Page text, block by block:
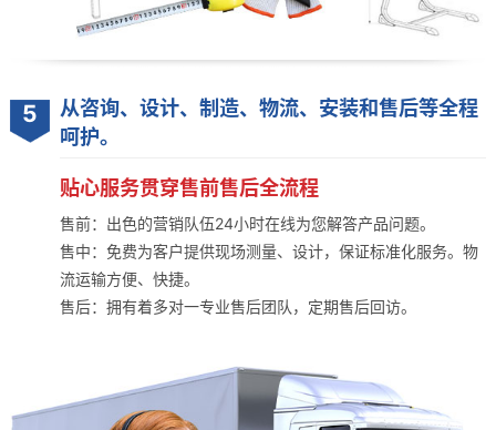
5
从咨询、设计、制造、物流、安装和售后等全程
呵护。
贴心服务贯穿售前售后全流程
售前：出色的营销队伍24小时在线为您解答产品问题。
售中：免费为客户提供现场测量、设计，保证标准化服务。物
流运输方便、快捷。
售后：拥有着多对一专业售后团队，定期售后回访。